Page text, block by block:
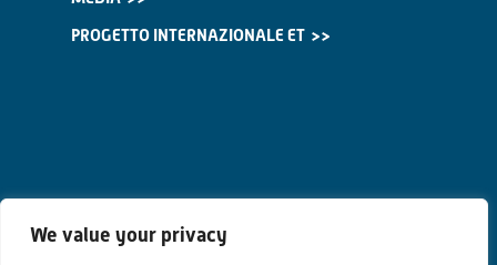
We value your privacy
PROGETTO INTERNAZIONALE ET